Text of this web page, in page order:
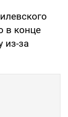
в конце
из-за